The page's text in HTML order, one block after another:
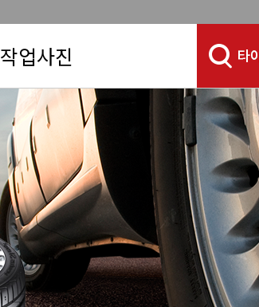
작업사진